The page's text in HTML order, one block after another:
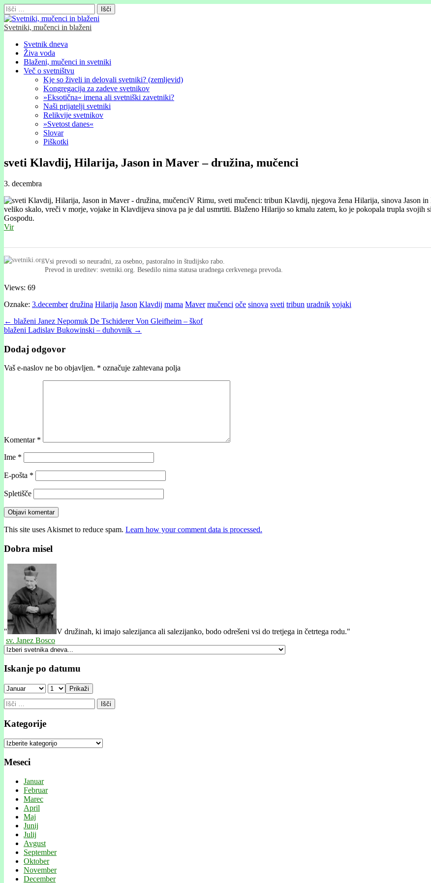
Išči:
Svetniki, mučenci in blaženi
Glavni
meni
Skip
content
Svetnik dneva
Živa voda
Blaženi, mučenci in svetniki
Več o svetništvu
Kje so živeli in delovali svetniki? (zemljevid)
Kongregacija za zadeve svetnikov
»Eksotična« imena ali svetniški zavetniki?
Naši prijatelji svetniki
Relikvije svetnikov
»Svetost danes«
Slovar
Piškotki
sveti Klavdij, Hilarija, Jason in Maver – družina, mučenci
3. decembra
V Rimu, sveti mučenci: tribun Klavdij, njegova žena Hilarija, sinova Jason
veliko skalo, vreči v morje, vojake in Klavdijeva sinova pa je dal usmrtiti. Blaženo Hilarijo so kmalu zatem, ko je pokopala trupla svojih
Gospodu.
Vir
Vsi prevodi so neuradni, za osebno, pastoralno in študijsko rabo.
Prevod in ureditev: svetniki.org. Besedilo nima statusa uradnega cerkvenega prevoda.
Views: 69
Oznake: 3.december družina Hilarija Jason Klavdij mama Maver mučenci oče sinova sveti tribun uradnik vojaki
Post
navigation
← blaženi Janez Nepomuk De Tschiderer Von Gleifheim – škof
blaženi Ladislav Bukowinski – duhovnik →
Dodaj odgovor
Vaš e-naslov ne bo objavljen. * označuje zahtevana polja
Komentar *
Ime *
E-pošta *
Spletišče
This site uses Akismet to reduce spam. Learn how your comment data is processed.
Dobra misel
"
V družinah, ki imajo salezijanca ali salezijanko, bodo odrešeni vsi do tretjega in četrtega rodu."
sv. Janez Bosco
Iskanje po datumu
Prikaži
Išči:
Kategorije
Kategorije
Meseci
Januar
Februar
Marec
April
Maj
Junij
Julij
Avgust
September
Oktober
November
December